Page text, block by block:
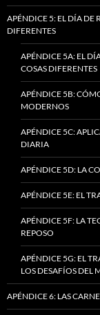
APÉNDICE 5: EL DÍA DE
DIFERENTES
APÉNDICE 5A: EL
COSAS DIFERENTES
APÉNDICE 5B:
MODERNOS
APÉNDICE 5C:
DIARIA
APÉNDICE 5D: LA
APÉNDICE 5E: EL
APÉNDICE 5F: LA
REPOSO
APÉNDICE 5G: EL
LOS DESAFÍOS DEL
APÉNDICE 6: LAS